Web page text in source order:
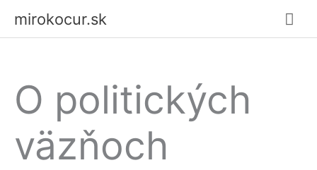
mirokocur.sk
O politických
väzňoch